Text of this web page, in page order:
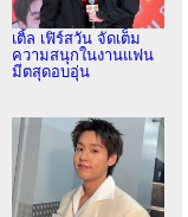
เติ้ล เฟิร์สวัน จัดเต็ม
ความสนุกในงานแฟน
มีตสุดอบอุ่น